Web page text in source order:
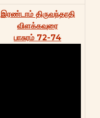
இரண்டாம் திருவந்தாதி
விளக்கவுரை
பாசுரம் 72-74